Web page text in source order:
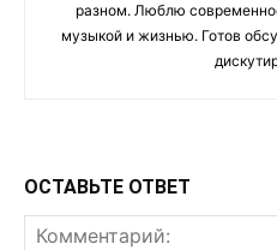
разном. Люблю
музыкой и жизнью. Готов
ОСТАВЬТЕ ОТВЕТ